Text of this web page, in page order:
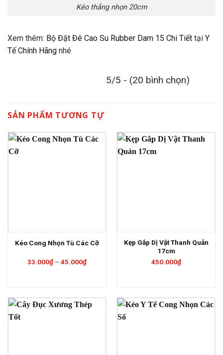
Kéo thẳng nhọn 20cm
Xem thêm: Bộ Đặt Đê Cao Su Rubber Dam 15 Chi Tiết tại Y
Tế Chính Hãng nhé
5/5 - (20 bình chọn)
SẢN PHẨM TƯƠNG TỰ
Kéo Cong Nhọn Tù Các Cỡ
33.000₫ – 45.000₫Khoảng
Kẹp Gắp Dị Vật Thanh Quản
17cm
450.000₫